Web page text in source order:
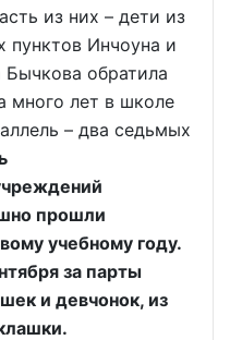
из них – дети из
пунктов Инчоуна и
обратила
много лет в школе
– два седьмых
прошли
учебному году.
за парты
и девчонок, из